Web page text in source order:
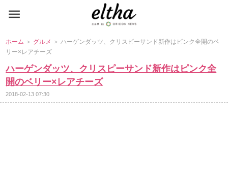
ホーム ＞ グルメ ＞ ハーゲンダッツ、クリスピーサンド新作はピンク全開のベ
リー×レアチーズ
ハーゲンダッツ、クリスピーサンド新作はピンク全
開のベリー×レアチーズ
2018-02-13 07:30